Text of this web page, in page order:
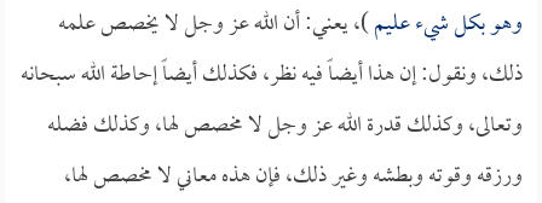
وهو بكل شيء عليم)، يعني: أن الله عز وجل لا يخصص علمه
ذلك، ونقول: إن هذا أيضاً فيه نظر، فكذلك أيضاً إحاطة الله سبحانه
وتعالى، وكذلك قدرة الله عز وجل لا مخصص لها، وكذلك فضله
ورزقه وقوته وبطشه وغير ذلك، فإن هذه معاني لا مخصص لها،